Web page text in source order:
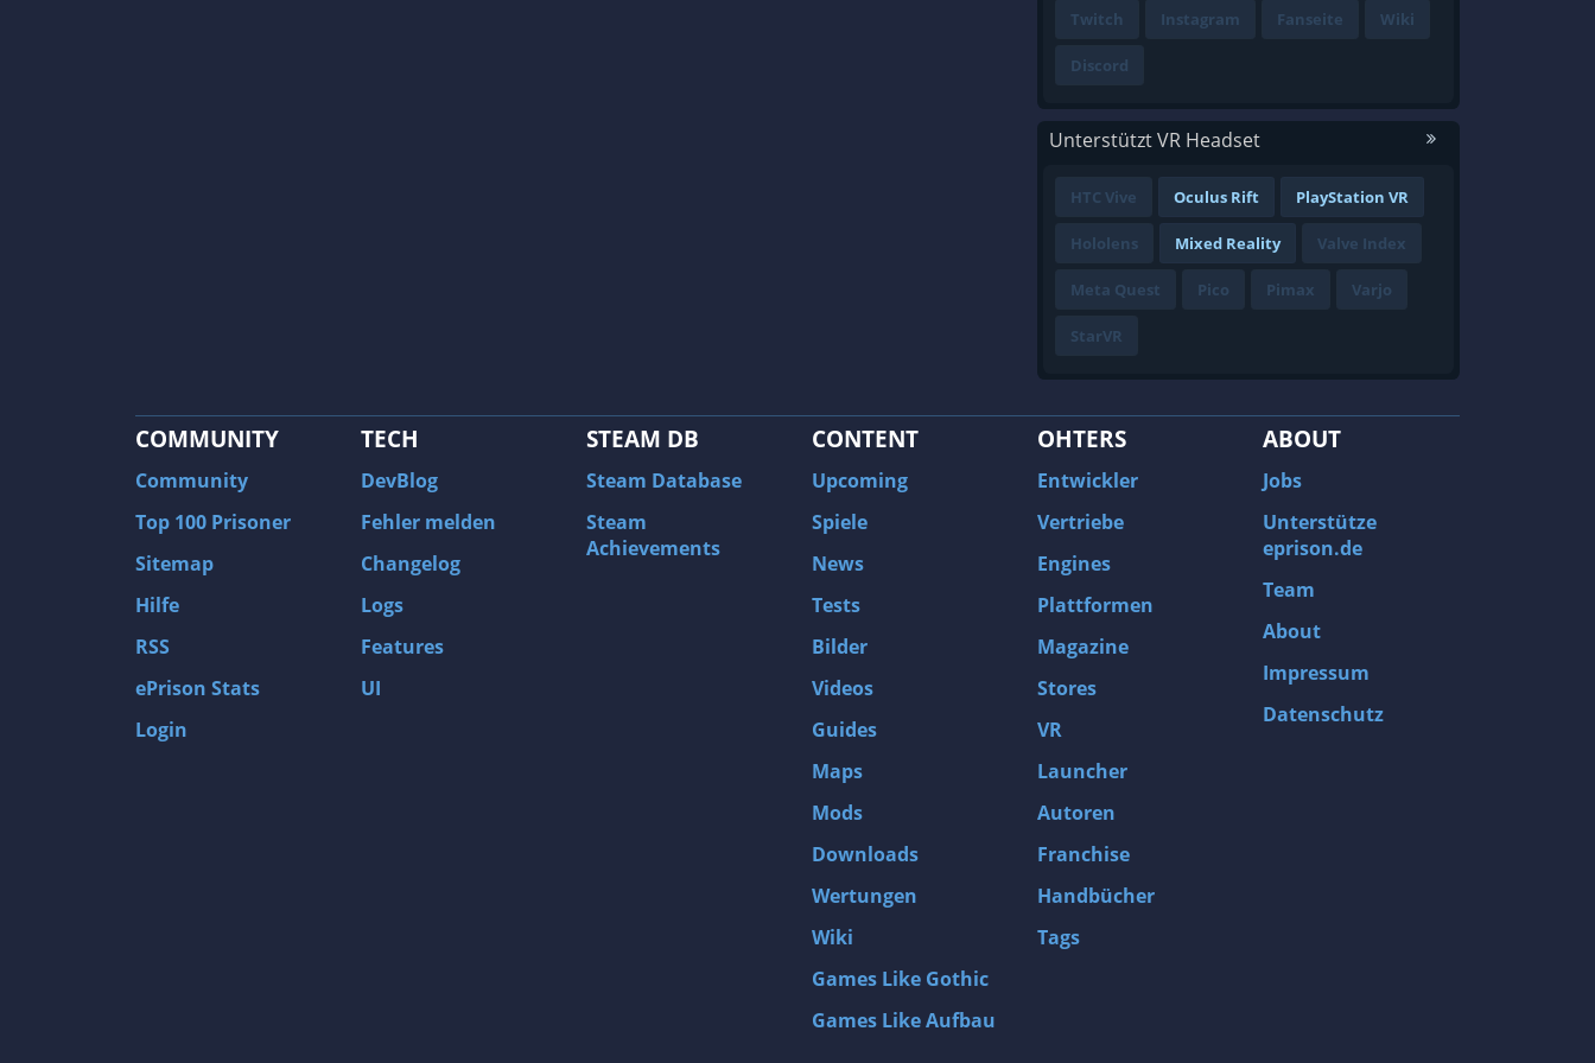
Twitch Instagram Fanseite Wiki
Discord
Unterstützt VR Headset
HTC Vive Oculus Rift PlayStation VR
Hololens Mixed Reality Valve Index
Meta Quest Pico Pimax Varjo
StarVR
COMMUNITY
Community
Top 100 Prisoner
Sitemap
Hilfe
RSS
ePrison Stats
Login
TECH
DevBlog
Fehler melden
Changelog
Logs
Features
UI
STEAM DB
Steam Database
Steam
Achievements
CONTENT
Upcoming
Spiele
News
Tests
Bilder
Videos
Guides
Maps
Mods
Downloads
Wertungen
Wiki
Games Like Gothic
Games Like Aufbau
OHTERS
Entwickler
Vertriebe
Engines
Plattformen
Magazine
Stores
VR
Launcher
Autoren
Franchise
Handbücher
Tags
ABOUT
Jobs
Unterstütze
eprison.de
Team
About
Impressum
Datenschutz